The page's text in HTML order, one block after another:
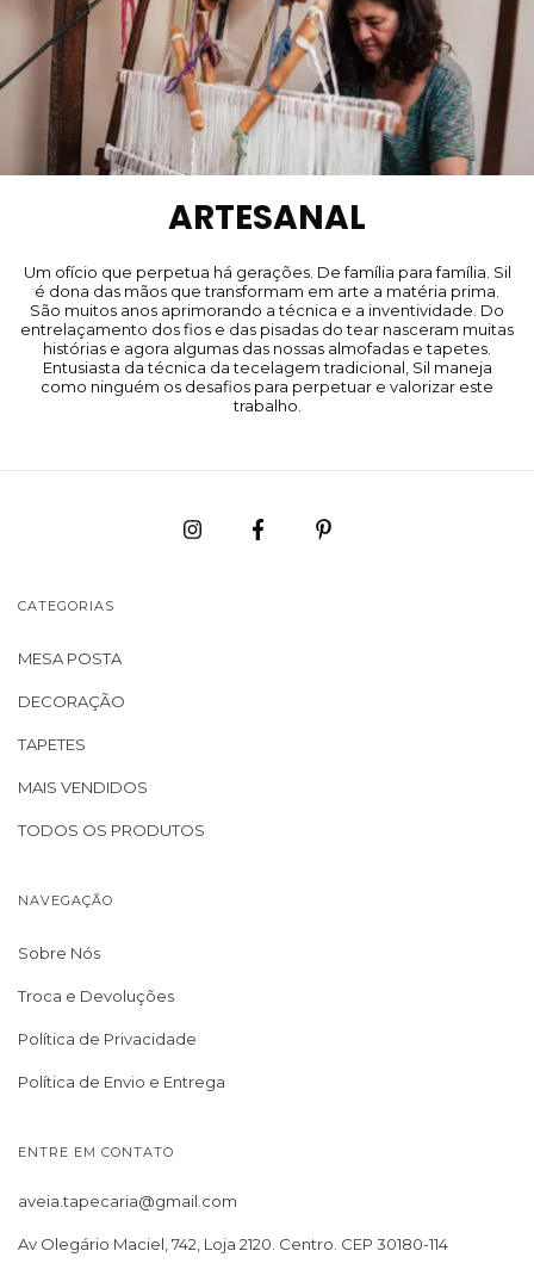
ARTESANAL
Um ofício que perpetua há gerações. De família para família. Sil
é dona das mãos que transformam em arte a matéria prima.
São muitos anos aprimorando a técnica e a inventividade. Do
entrelaçamento dos fios e das pisadas do tear nasceram muitas
histórias e agora algumas das nossas almofadas e tapetes.
Entusiasta da técnica da tecelagem tradicional, Sil maneja
como ninguém os desafios para perpetuar e valorizar este
trabalho.
CATEGORIAS
MESA POSTA
DECORAÇÃO
TAPETES
MAIS VENDIDOS
TODOS OS PRODUTOS
NAVEGAÇÃO
Sobre Nós
Troca e Devoluções
Política de Privacidade
Política de Envio e Entrega
ENTRE EM CONTATO
aveia.tapecaria@gmail.com
Av Olegário Maciel, 742, Loja 2120. Centro. CEP 30180-114